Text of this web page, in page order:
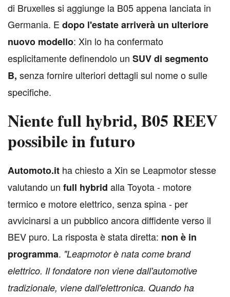
di Bruxelles si aggiunge la B05 appena lanciata in
Germania. E dopo l'estate arriverà un ulteriore
nuovo modello: Xin lo ha confermato
esplicitamente definendolo un SUV di segmento
B, senza fornire ulteriori dettagli sul nome o sulle
specifiche.
Niente full hybrid, B05 REEV
possibile in futuro
Automoto.it ha chiesto a Xin se Leapmotor stesse
valutando un full hybrid alla Toyota - motore
termico e motore elettrico, senza spina - per
avvicinarsi a un pubblico ancora diffidente verso il
BEV puro. La risposta è stata diretta: non è in
programma. "Leapmotor è nata come brand
elettrico. Il fondatore non viene dall'automotive
tradizionale, viene dall'elettronica. Quando ha